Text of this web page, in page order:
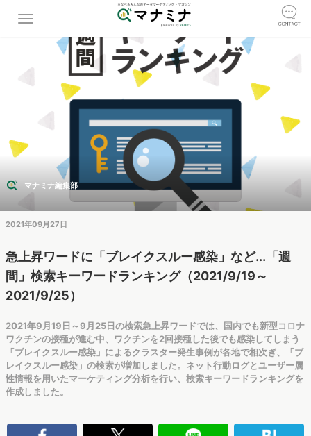
マナミナ編集部
2021年09月27日
急上昇ワードに「ブレイクスルー感染」など...「週
間」検索キーワードランキング（2021/9/19～
2021/9/25）
2021年9月19日～9月25日の検索急上昇ワードでは、国内でも新型コロナ
ワクチンの接種が進む中、ワクチンを2回接種した後でも感染してしまう
「ブレイクスルー感染」によるクラスター発生事例が各地で相次ぎ、「ブ
レイクスルー感染」の検索が増加しました。ネット行動ログとユーザー属
性情報を用いたマーケティング分析を行い、検索キーワードランキングを
作成しました。